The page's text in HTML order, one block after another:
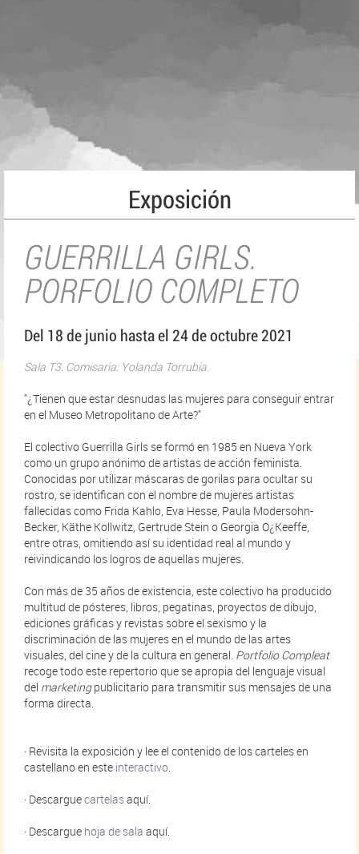
Exposición
GUERRILLA GIRLS.
PORFOLIO COMPLETO
Del 18 de junio hasta el 24 de octubre 2021
Sala T3. Comisaria: Yolanda Torrubia.
"¿Tienen que estar desnudas las mujeres para conseguir entrar
en el Museo Metropolitano de Arte?"
El colectivo Guerrilla Girls se formó en 1985 en Nueva York
como un grupo anónimo de artistas de acción feminista.
Conocidas por utilizar máscaras de gorilas para ocultar su
rostro, se identifican con el nombre de mujeres artistas
fallecidas como Frida Kahlo, Eva Hesse, Paula Modersohn-
Becker, Käthe Kollwitz, Gertrude Stein o Georgia O¿Keeffe,
entre otras, omitiendo así su identidad real al mundo y
reivindicando los logros de aquellas mujeres.
Con más de 35 años de existencia, este colectivo ha producido
multitud de pósteres, libros, pegatinas, proyectos de dibujo,
ediciones gráficas y revistas sobre el sexismo y la
discriminación de las mujeres en el mundo de las artes
visuales, del cine y de la cultura en general. Portfolio Compleat
recoge todo este repertorio que se apropia del lenguaje visual
del marketingpublicitario para transmitir sus mensajes de una
forma directa.
· Revisita la exposición y lee el contenido de los carteles en
castellano en este interactivo.
· Descarguecartelasaquí.
· Descargue hoja de sala aquí.